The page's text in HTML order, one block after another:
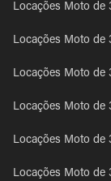
Locações Moto de
Locações Moto de
Locações Moto de
Locações Moto de
Locações Moto de
Locações Moto de